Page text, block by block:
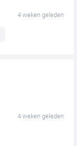
4 weken geleden
4 weken geleden